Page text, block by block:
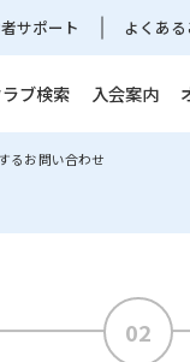
サポート よくあ
ブ検索 入会案内
るお問い合わせ